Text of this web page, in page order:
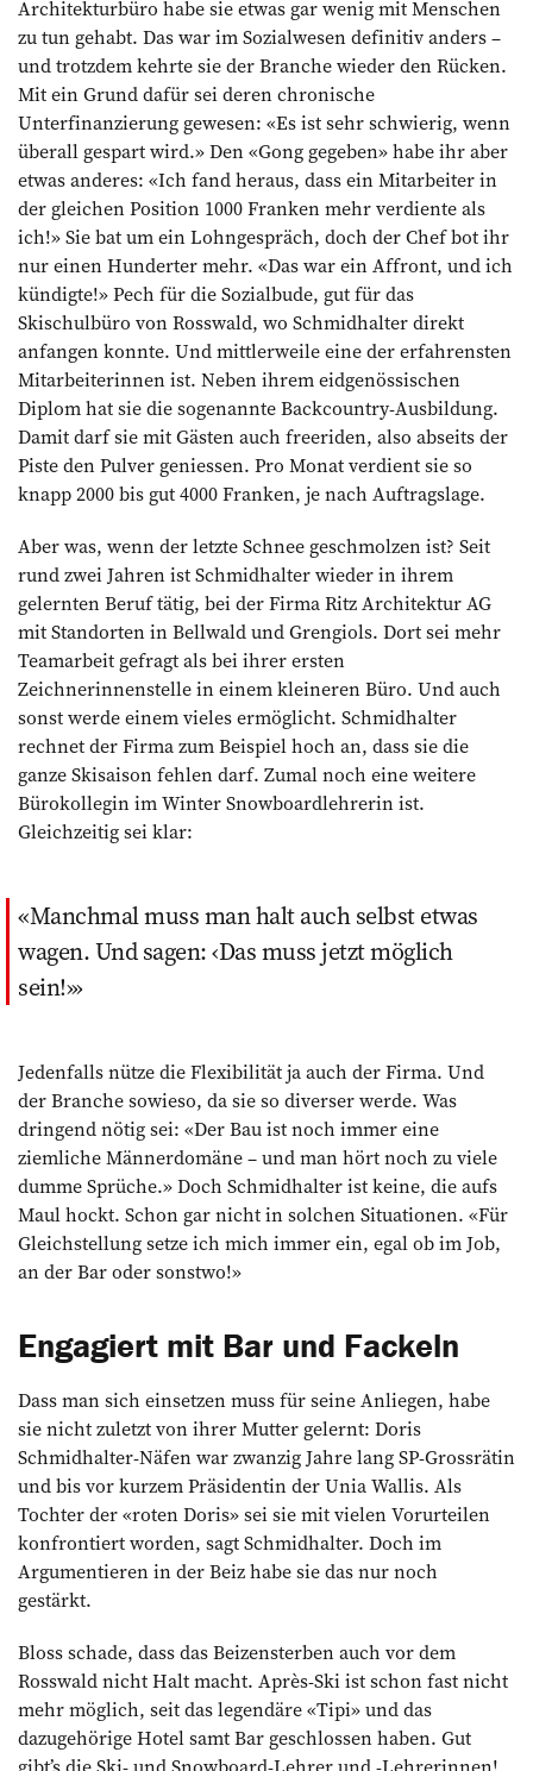
Architektur­büro habe sie etwas gar wenig mit Menschen
zu tun gehabt. Das war im Sozialwesen definitiv anders –
und trotzdem kehrte sie der Branche wieder den Rücken.
Mit ein Grund dafür sei deren chro­nische
Unterfinanzierung gewesen: «Es ist sehr schwierig, wenn
überall gespart wird.» Den «Gong gegeben» habe ihr aber
etwas anderes: «Ich fand heraus, dass ein Mit­arbeiter in
der gleichen Position 1000 Franken mehr verdiente als
ich!» Sie bat um ein Lohngespräch, doch der Chef bot ihr
nur einen Hunderter mehr. «Das war ein Affront, und ich
kündigte!» Pech für die So­zialbude, gut für das
Skischulbüro von Rosswald, wo Schmidhalter direkt
anfangen konnte. Und mittlerweile eine der erfahrensten
Mitarbeiterinnen ist. Neben ihrem eidgenössischen
Diplom hat sie die sogenannte Backcountry-Ausbildung.
Damit darf sie mit Gästen auch freeriden, also abseits der
Piste den Pulver geniessen. Pro Monat verdient sie so
knapp 2000 bis gut 4000 Franken, je nach Auftragslage.
Aber was, wenn der letzte Schnee geschmolzen ist? Seit
rund zwei Jahren ist Schmidhalter wieder in ihrem
gelernten Beruf tätig, bei der Firma Ritz Architektur AG
mit Standorten in Bellwald und Grengiols. Dort sei mehr
Teamarbeit gefragt als bei ihrer ersten
Zeichnerinnenstelle in einem kleineren Büro. Und auch
sonst werde einem vieles ermöglicht. Schmidhalter
rechnet der Firma zum Beispiel hoch an, dass sie die
ganze Skisaison fehlen darf. Zumal noch eine weitere
Büro­kollegin im Winter Snowboardleh­rerin ist.
Gleichzeitig sei klar:
Manchmal muss man halt auch selbst etwas
wagen. Und sagen: ‹Das muss jetzt möglich
sein!›
Jedenfalls nütze die Flexibilität ja auch der Firma. Und
der Branche sowieso, da sie so diverser werde. Was
dringend nötig sei: «Der Bau ist noch immer eine
ziemliche Männerdomäne – und man hört noch zu viele
dumme Sprüche.» Doch Schmidhalter ist keine, die aufs
Maul hockt. Schon gar nicht in solchen Situationen. «Für
Gleichstellung setze ich mich immer ein, egal ob im Job,
an der Bar oder sonstwo!»
Engagiert mit Bar und Fackeln
Dass man sich einsetzen muss für seine Anliegen, habe
sie nicht zuletzt von ihrer Mutter gelernt: Doris
Schmidhalter-Näfen war zwanzig Jahre lang SP-Grossrätin
und bis vor kurzem Präsidentin der Unia Wallis. Als
Tochter der «roten Doris» sei sie mit vielen Vorurteilen
konfrontiert worden, sagt Schmidhalter. Doch im
Argumentieren in der Beiz habe sie das nur noch
gestärkt.
Bloss schade, dass das Beizensterben auch vor dem
Rosswald nicht Halt macht. Après-Ski ist schon fast nicht
mehr möglich, seit das legendäre «Tipi» und das
dazugehörige Hotel samt Bar geschlossen ­haben. Gut